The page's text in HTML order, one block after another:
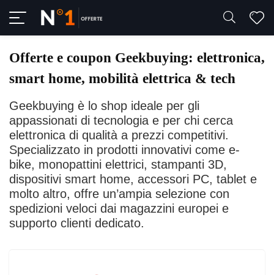
Offerte e coupon Geekbuying: elettronica,
smart home, mobilità elettrica & tech
Geekbuying è lo shop ideale per gli
appassionati di tecnologia e per chi cerca
elettronica di qualità a prezzi competitivi.
Specializzato in prodotti innovativi come e-
bike, monopattini elettrici, stampanti 3D,
dispositivi smart home, accessori PC, tablet e
molto altro, offre un’ampia selezione con
spedizioni veloci dai magazzini europei e
supporto clienti dedicato.